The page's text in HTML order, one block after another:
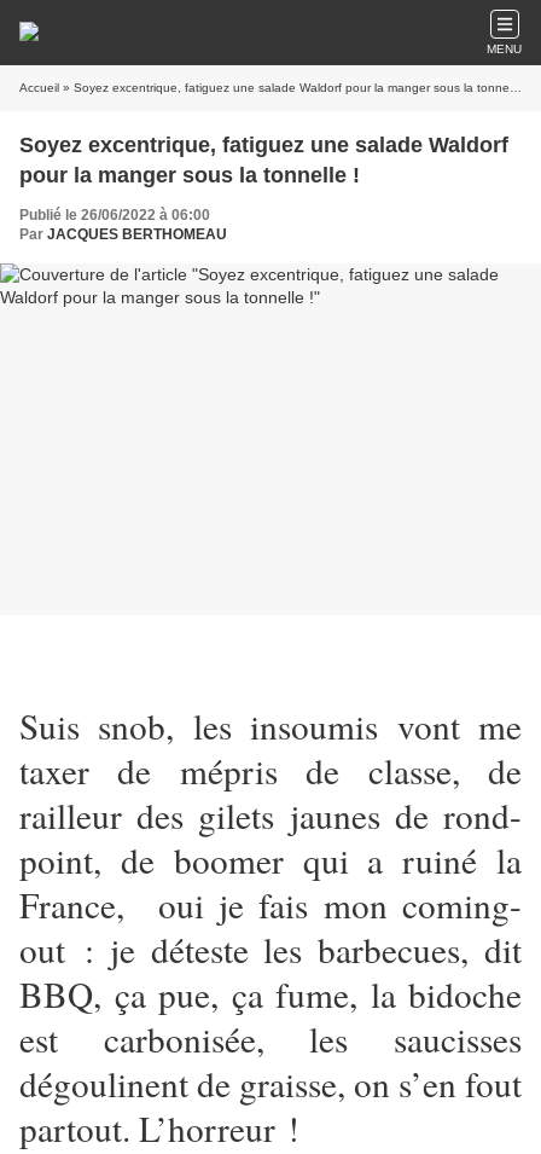
MENU
Accueil » Soyez excentrique, fatiguez une salade Waldorf pour la manger sous la tonnelle !
Soyez excentrique, fatiguez une salade Waldorf
pour la manger sous la tonnelle !
Publié le 26/06/2022 à 06:00
Par JACQUES BERTHOMEAU
Suis snob, les insoumis vont me
taxer de mépris de classe, de
railleur des gilets jaunes de rond-
point, de boomer qui a ruiné la
France, oui je fais mon coming-
out : je déteste les barbecues, dit
BBQ, ça pue, ça fume, la bidoche
est carbonisée, les saucisses
dégoulinent de graisse, on s’en fout
partout. L’horreur !